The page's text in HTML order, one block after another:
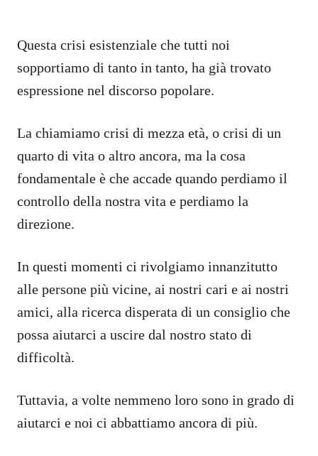
Questa crisi esistenziale che tutti noi
sopportiamo di tanto in tanto, ha già trovato
espressione nel discorso popolare.
La chiamiamo crisi di mezza età, o crisi di un
quarto di vita o altro ancora, ma la cosa
fondamentale è che accade quando perdiamo il
controllo della nostra vita e perdiamo la
direzione.
In questi momenti ci rivolgiamo innanzitutto
alle persone più vicine, ai nostri cari e ai nostri
amici, alla ricerca disperata di un consiglio che
possa aiutarci a uscire dal nostro stato di
difficoltà.
Tuttavia, a volte nemmeno loro sono in grado di
aiutarci e noi ci abbattiamo ancora di più.